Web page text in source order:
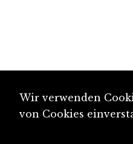
Wir verwenden
von Cookies